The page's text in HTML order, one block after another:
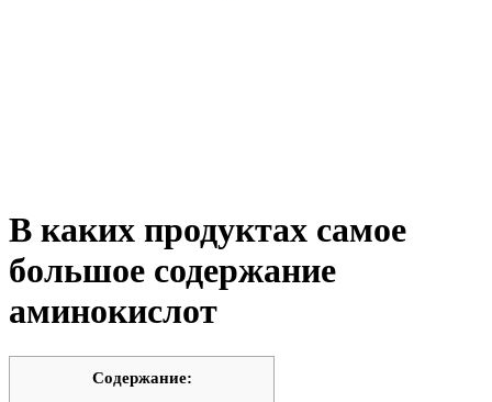
В каких продуктах самое
большое содержание
аминокислот
Cодержание: